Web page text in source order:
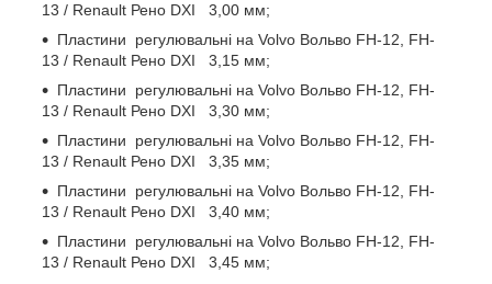
13 / Renault Рено DXI 3,00 мм;
Пластини регулювальні на Volvo Вольво FH-12, FH-
13 / Renault Рено DXI 3,15 мм;
Пластини регулювальні на Volvo Вольво FH-12, FH-
13 / Renault Рено DXI 3,30 мм;
Пластини регулювальні на Volvo Вольво FH-12, FH-
13 / Renault Рено DXI 3,35 мм;
Пластини регулювальні на Volvo Вольво FH-12, FH-
13 / Renault Рено DXI 3,40 мм;
Пластини регулювальні на Volvo Вольво FH-12, FH-
13 / Renault Рено DXI 3,45 мм;